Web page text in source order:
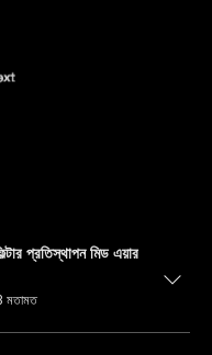
প্রতিস্থাপন মিড এয়ার
মতামত